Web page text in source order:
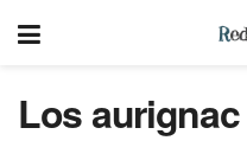
Los